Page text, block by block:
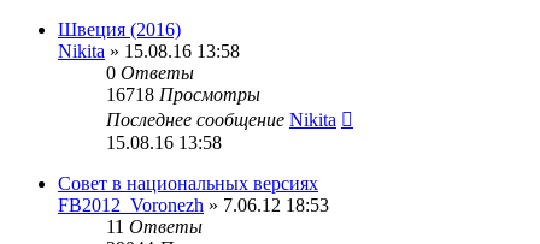
Швеция (2016)
Nikita » 15.08.16 13:58
0 Ответы
16718 Просмотры
Последнее сообщение Nikita
15.08.16 13:58
Совет в национальных версиях
FB2012_Voronezh » 7.06.12 18:53
11 Ответы